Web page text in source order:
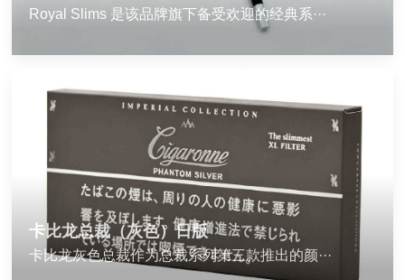
Royal Slims 是该品牌旗下备受欢迎的经典系···
卡比龙总裁（灰色）日版
卡比龙灰色总裁作为总裁系列第三款推出的颜···